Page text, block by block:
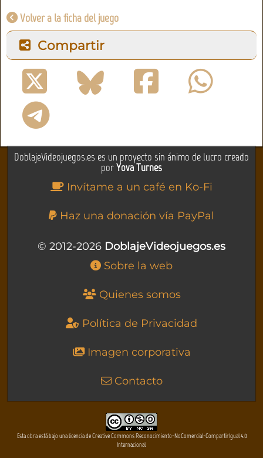
Volver a la ficha del juego
Compartir
DoblajeVideojuegos.es es un proyecto sin ánimo de lucro creado
porYova Turnes
Invítame a un café en Ko-Fi
Haz una donación vía PayPal
© 2012-2026 DoblajeVideojuegos.es
Sobre la web
Quienes somos
Política de Privacidad
Imagen corporativa
Contacto
Esta obra está bajo una licencia de Creative Commons Reconocimiento-NoComercial-CompartirIgual 4.0
Internacional